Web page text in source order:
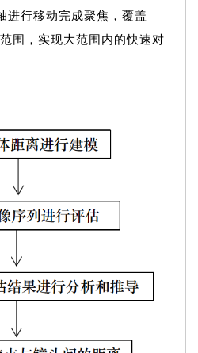
进行移动完成聚焦，覆盖
围，实现大范围内的快速对